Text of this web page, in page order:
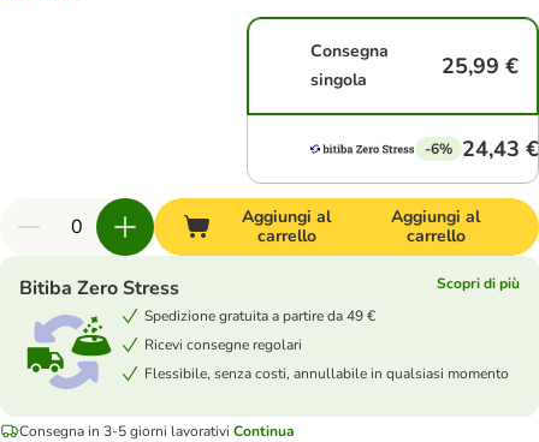
Consegna
singola
25,99 €
-6% 24,43 €
Aggiungi al
carrello
Aggiungi al
carrello
Bitiba Zero Stress
Scopri di più
Spedizione gratuita a partire da 49 €
Ricevi consegne regolari
Flessibile, senza costi, annullabile in qualsiasi momento
Consegna in 3-5 giorni lavorativi Continua